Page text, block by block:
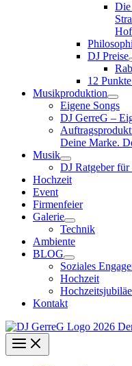
Die
DJ Preise
12
Musikproduktion
Eigene Songs
DJ GerreG –
Deine Marke.
Musik
DJ Ratgeber
Hochzeit
Event
Firmenfeier
Galerie
Technik
Ambiente
BLOG
Soziales
Hochzeit
Kontakt